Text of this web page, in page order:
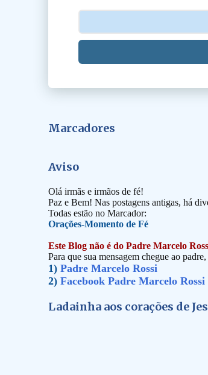
Marcadores
Aviso
Olá irmãs e irmãos de fé!
Paz e Bem! Nas postagens antigas, há
Todas estão no Marcador:
Orações-Momento de Fé
Este Blog não é do Padre Marcelo
Para que sua mensagem chegue ao
1) Padre Marcelo Rossi
2) Facebook Padre Marcelo Rossi
Ladainha aos corações de